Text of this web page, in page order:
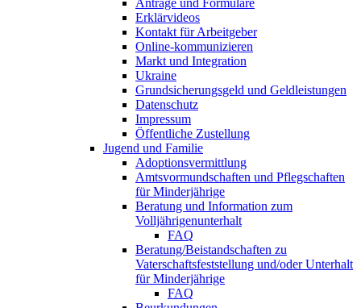
Anträge und Formulare
Erklärvideos
Kontakt für Arbeitgeber
Online-kommunizieren
Markt und Integration
Ukraine
Grundsicherungsgeld und Geldleistungen
Datenschutz
Impressum
Öffentliche Zustellung
Jugend und Familie
Adoptionsvermittlung
Amtsvormundschaften und Pflegschaften
für Minderjährige
Beratung und Information zum
Volljährigenunterhalt
FAQ
Beratung/Beistandschaften zu
Vaterschaftsfeststellung und/oder Unterhalt
für Minderjährige
FAQ